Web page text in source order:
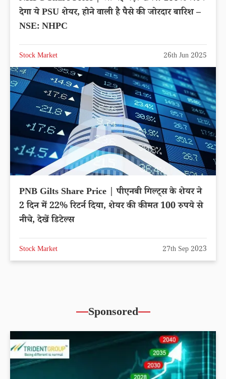
देगा ये PSU शेयर, होने वाली है पैसे की जोरदार बारिश –
NSE: NHPC
Stock Market 26th Jun 2025
PNB Gilts Share Price | पीएनबी गिल्ट्स के शेयर ने
2 दिन में 22% रिटर्न दिया, शेयर की कीमत 100 रुपये से
नीचे, देखें डिटेल्स
Stock Market 27th Sep 2023
Sponsored